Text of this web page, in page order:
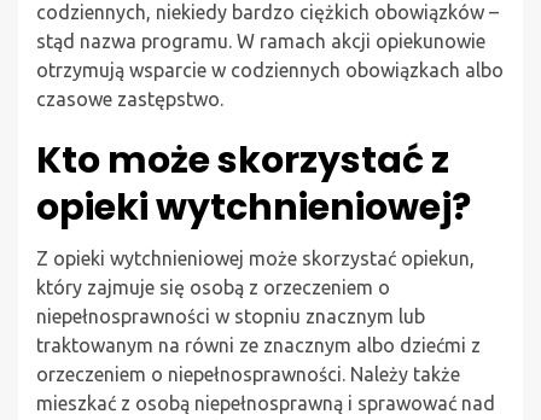
codziennych, niekiedy bardzo ciężkich obowiązków –
stąd nazwa programu. W ramach akcji opiekunowie
otrzymują wsparcie w codziennych obowiązkach albo
czasowe zastępstwo.
Kto może skorzystać z
opieki wytchnieniowej?
Z opieki wytchnieniowej może skorzystać opiekun,
który zajmuje się osobą z orzeczeniem o
niepełnosprawności w stopniu znacznym lub
traktowanym na równi ze znacznym albo dziećmi z
orzeczeniem o niepełnosprawności. Należy także
mieszkać z osobą niepełnosprawną i sprawować nad